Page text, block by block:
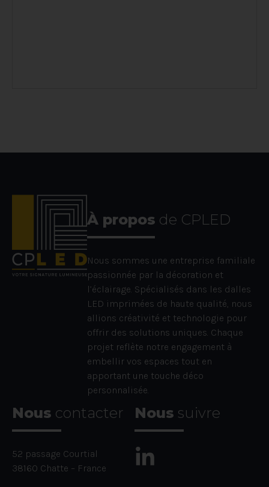
À propos de CPLED
Nous sommes une entreprise familiale
passionnée par la décoration et
l’éclairage. Spécialisés dans les dalles
LED imprimées de haute qualité, nous
allions créativité et technologie pour
offrir des solutions uniques. Chaque
projet reflète notre engagement à
embellir vos espaces tout en
apportant une touche déco
personnalisée.
Nous contacter
52 passage Courtial
38160 Chatte – France
Nous suivre